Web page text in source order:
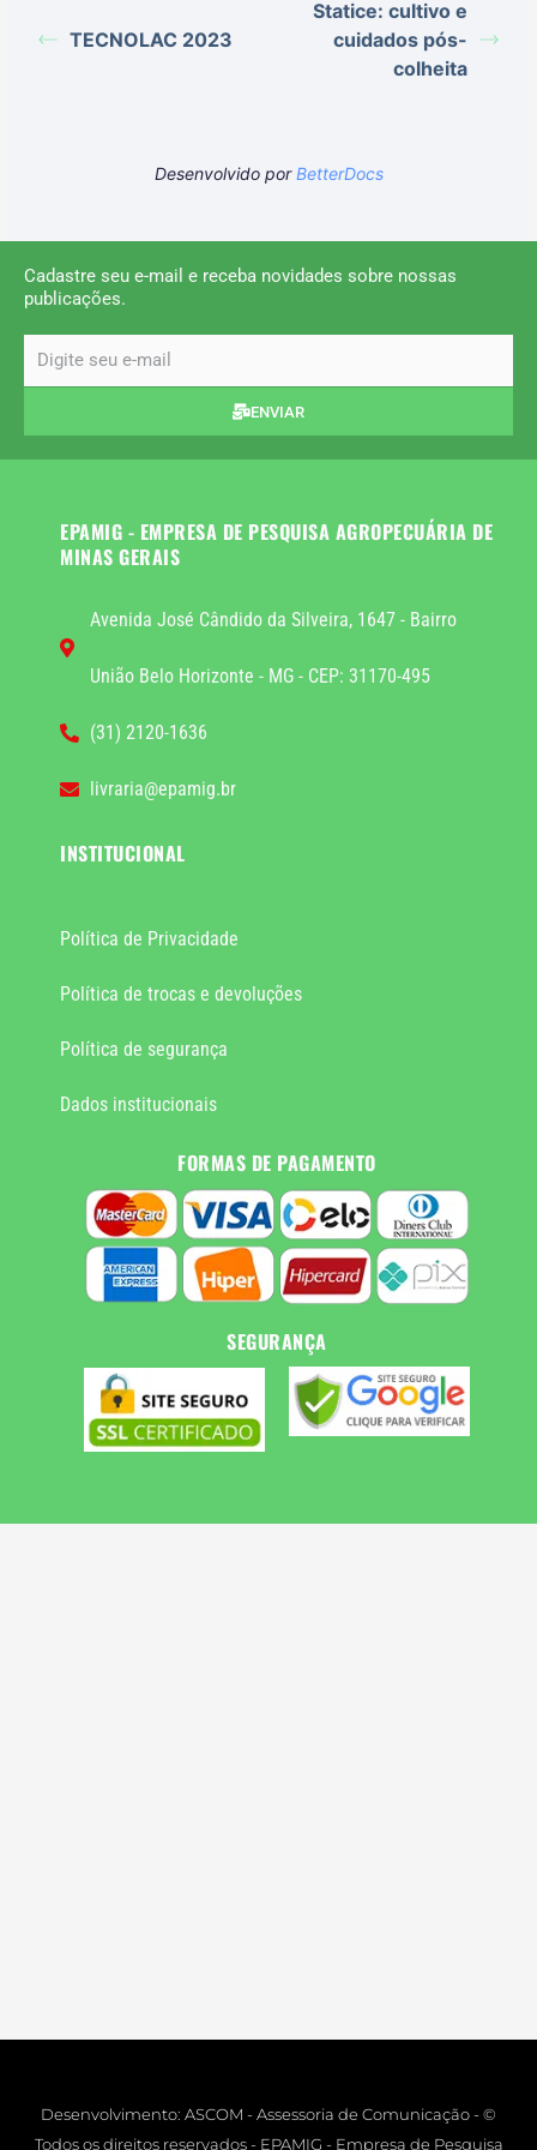
TECNOLAC 2023
Statice: cultivo e
cuidados pós-
colheita
Desenvolvido porBetterDocs
Cadastre seu e-mail e receba novidades sobre nossas
publicações.
ENVIAR
EPAMIG - EMPRESA DE PESQUISA AGROPECUÁRIA DE
MINAS GERAIS
Avenida José Cândido da Silveira, 1647 - Bairro
União Belo Horizonte - MG - CEP: 31170-495
(31) 2120-1636
livraria@epamig.br
INSTITUCIONAL
Política de Privacidade
Política de trocas e devoluções
Política de segurança
Dados institucionais
FORMAS DE PAGAMENTO
SEGURANÇA
Desenvolvimento: ASCOM - Assessoria de Comunicação - ©
Todos os direitos reservados - EPAMIG - Empresa de Pesquisa